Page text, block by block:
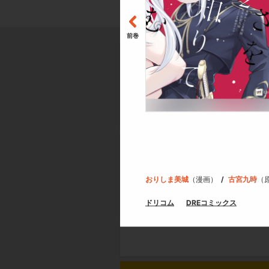
月の白さを知りてまど
前巻
おりしま美城 （漫画） 古宮九時（
ドリコム DREコミックス